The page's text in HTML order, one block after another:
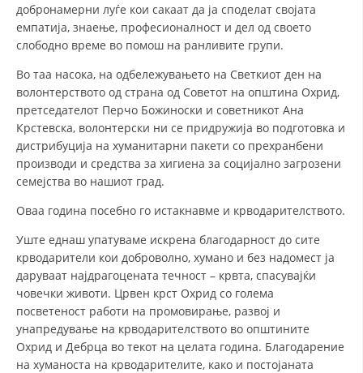
СОЦИЈАЛНО ХУМАНИТАРНА ДЕЈНОСТ
КАКО ДА ДОНИРАТЕ
ПОДГОТВЕНОСТ И ДЕЈСТВО ПРИ КАТАСТРОФИ
ТИМОВИ НА ООЦК ОХРИД
ОДНОСИ СО ЈАВНОСТ
ИСТРАЖУВАЊЕ НА ЈАВНО МИСЛЕЊЕ
ЗНАЧЕЊЕ НА СЛУЖБАТА ЗА БАРАЊЕ
ФОРМУЛАРИ ЗА БАРАЊА
ЗДРАВСТВЕНО ПРЕВЕНТИВНА ДЕЈНОСТ
добронамерни луѓе кои сакаат да ја споделат својата
емпатија, знаење, професионалност и дел од своето
слободно време во помош на ранливите групи.
Во таа насока, на одбележувањето на Светкиот ден на
волонтерството од страна од Советот на општина Охрид,
претседателот Перчо Божиноски и советникот Ана
Крстевска, волонтерски ни се придружија во подготовка и
дистрибуција на хуманитарни пакети со прехранбени
производи и средства за хигиена за социјално загрозени
семејства во нашиот град.
Оваа година посебно го истакнавме и крводарителството.
Уште еднаш упатуваме искрена благодарност до сите
крводарители кои доброволно, хумано и без надомест ја
даруваат најдрагоцената течност – крвта, спасувајќи
човечки животи. Црвен крст Охрид со голема
посветеност работи на промовирање, развој и
унапредување на крводарителството во општините
Охрид и Дебрца во текот на целата година. Благодарение
на хуманоста на крводарителите, како и постојаната